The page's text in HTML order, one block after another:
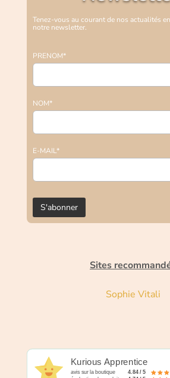
Tenez-vous au courant de nos actualités
notre newsletter.
PRENOM*
NOM*
E-MAIL*
Sites
Sophie Vitali
Kurious Apprentice
avis sur la boutique 4.84 / 5